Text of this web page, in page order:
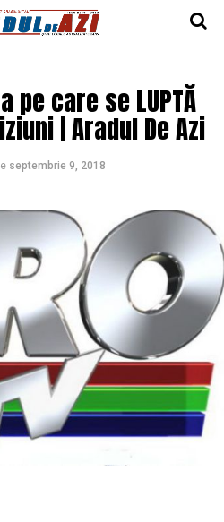
pe care se LUPTĂ
| Aradul De Azi
septembrie 9, 2018